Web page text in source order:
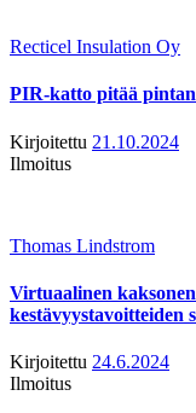
Recticel Insulation Oy
PIR-katto pitää
Kirjoitettu 21.10.2024
Ilmoitus
Thomas Lindstrom
Virtuaalinen
kestävyystavoitteiden
Kirjoitettu 24.6.2024
Ilmoitus